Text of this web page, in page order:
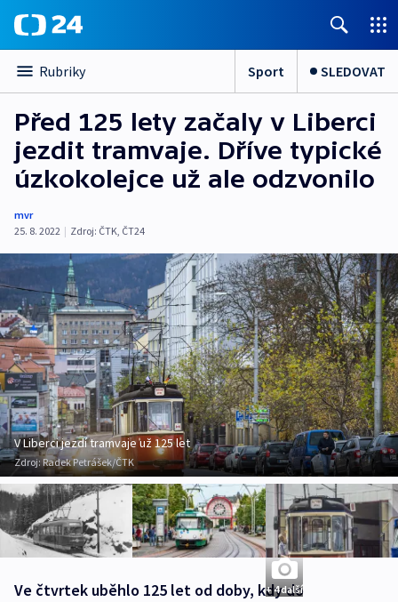
Rubriky Sport SLEDOVAT
Před 125 lety začaly v Liberci
jezdit tramvaje. Dříve typické
úzkokolejce už ale odzvonilo
mvr
25. 8. 2022 | Zdroj: ČTK, ČT24
V Liberci jezdí tramvaje už 125 let
Zdroj:Radek Petrášek/ČTK
+ 4 další
Ve čtvrtek uběhlo 125 let od doby, kdy do